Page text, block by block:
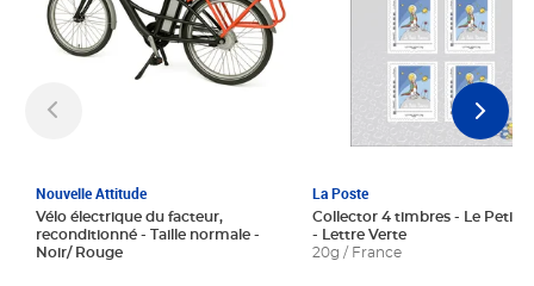
Nouvelle Attitude
Vélo électrique du facteur,
reconditionné - Taille normale -
Noir/ Rouge
La Poste
Collector 4 timbres - Le Petit
- Lettre Verte
20g / France